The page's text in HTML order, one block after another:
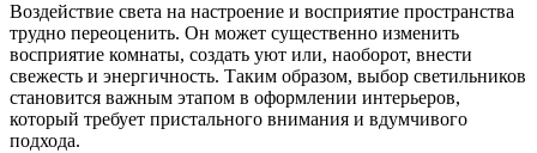
Воздействие света на настроение и восприятие пространства
трудно переоценить. Он может существенно изменить
восприятие комнаты, создать уют или, наоборот, внести
свежесть и энергичность. Таким образом, выбор светильников
становится важным этапом в оформлении интерьеров,
который требует пристального внимания и вдумчивого
подхода.